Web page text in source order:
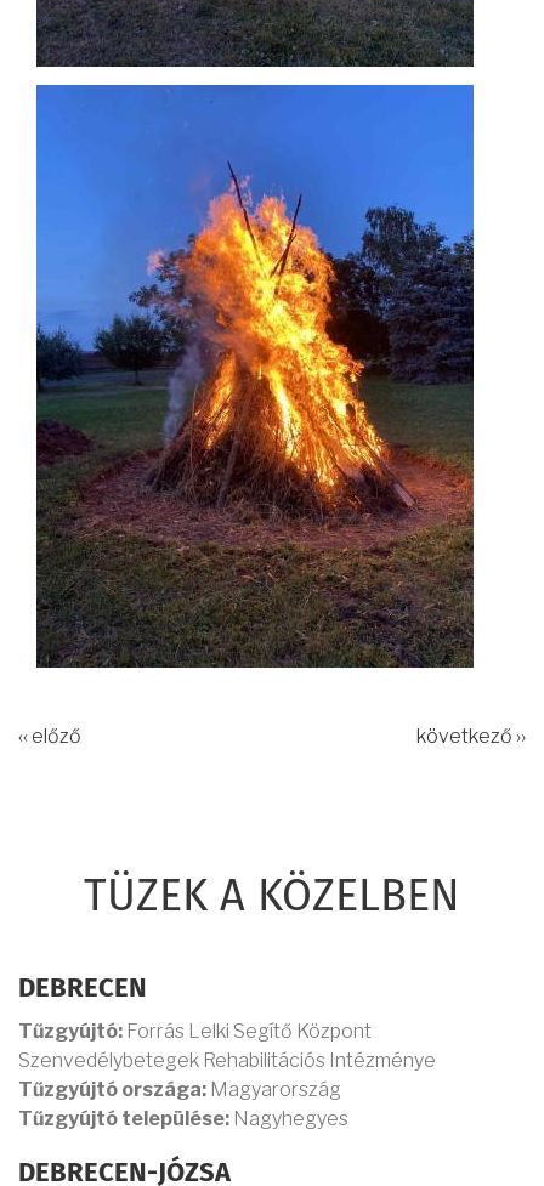
‹‹ előző következő ››
TÜZEK A KÖZELBEN
DEBRECEN
Tűzgyújtó: Forrás Lelki Segítő Központ
Szenvedélybetegek Rehabilitációs Intézménye
Tűzgyújtó országa: Magyarország
Tűzgyújtó települése: Nagyhegyes
DEBRECEN-JÓZSA